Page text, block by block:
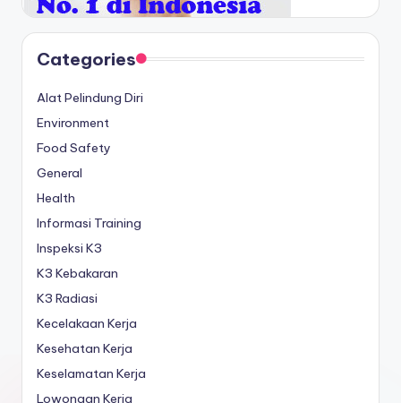
Categories
Alat Pelindung Diri
Environment
Food Safety
General
Health
Informasi Training
Inspeksi K3
K3 Kebakaran
K3 Radiasi
Kecelakaan Kerja
Kesehatan Kerja
Keselamatan Kerja
Lowongan Kerja